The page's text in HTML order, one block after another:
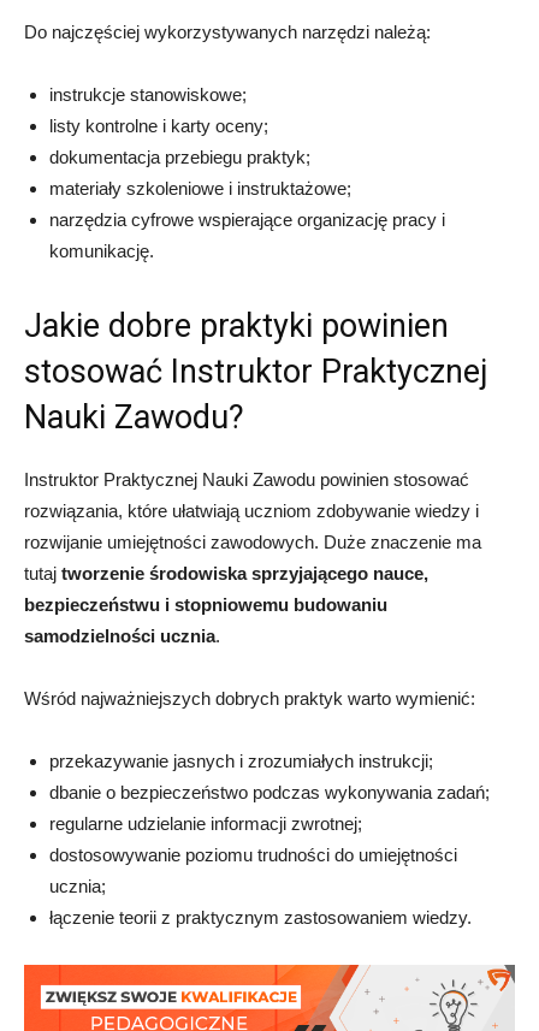
Do najczęściej wykorzystywanych narzędzi należą:
instrukcje stanowiskowe;
listy kontrolne i karty oceny;
dokumentacja przebiegu praktyk;
materiały szkoleniowe i instruktażowe;
narzędzia cyfrowe wspierające organizację pracy i
komunikację.
Jakie dobre praktyki powinien
stosować Instruktor Praktycznej
Nauki Zawodu?
Instruktor Praktycznej Nauki Zawodu powinien stosować
rozwiązania, które ułatwiają uczniom zdobywanie wiedzy i
rozwijanie umiejętności zawodowych. Duże znaczenie ma
tutaj tworzenie środowiska sprzyjającego nauce,
bezpieczeństwu i stopniowemu budowaniu
samodzielności ucznia.
Wśród najważniejszych dobrych praktyk warto wymienić:
przekazywanie jasnych i zrozumiałych instrukcji;
dbanie o bezpieczeństwo podczas wykonywania zadań;
regularne udzielanie informacji zwrotnej;
dostosowywanie poziomu trudności do umiejętności
ucznia;
łączenie teorii z praktycznym zastosowaniem wiedzy.